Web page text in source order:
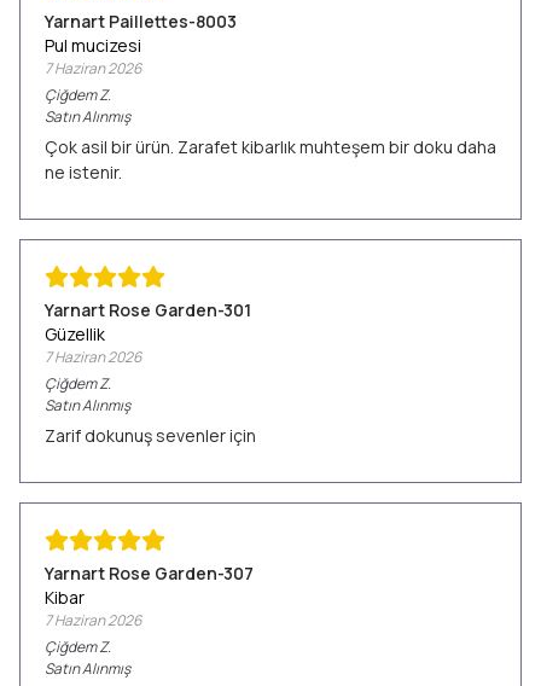
Yarnart Paillettes-8003
Pul mucizesi
7 Haziran 2026
ÇiğdemZ.
Satın Alınmış
Çok asil bir ürün. Zarafet kibarlık muhteşem bir doku daha
ne istenir.
Yarnart Rose Garden-301
Güzellik
7 Haziran 2026
ÇiğdemZ.
Satın Alınmış
Zarif dokunuş sevenler için
Yarnart Rose Garden-307
Kibar
7 Haziran 2026
ÇiğdemZ.
Satın Alınmış